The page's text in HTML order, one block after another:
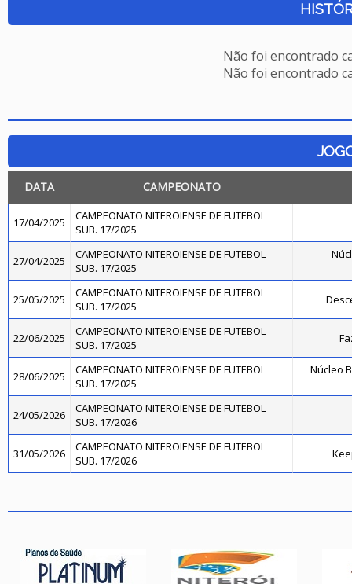
Não foi encontrado
Não foi encontrado
DATA CAMPEONATO
17/04/2025
CAMPEONATO NITEROIENSE DE FUTEBOL
SUB. 17/2025
27/04/2025
CAMPEONATO NITEROIENSE DE FUTEBOL
SUB. 17/2025
25/05/2025
CAMPEONATO NITEROIENSE DE FUTEBOL
SUB. 17/2025
22/06/2025
CAMPEONATO NITEROIENSE DE FUTEBOL
SUB. 17/2025
28/06/2025
CAMPEONATO NITEROIENSE DE FUTEBOL
SUB. 17/2025
Núcleo
24/05/2026
CAMPEONATO NITEROIENSE DE FUTEBOL
SUB. 17/2026
31/05/2026
CAMPEONATO NITEROIENSE DE FUTEBOL
SUB. 17/2026